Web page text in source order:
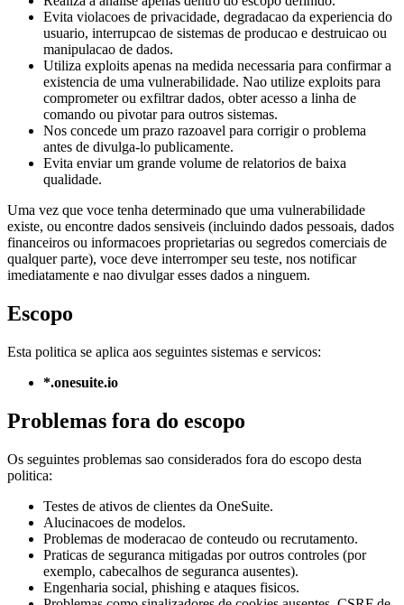
Evita violacoes de privacidade, degradacao da experiencia do
usuario, interrupcao de sistemas de producao e destruicao ou
manipulacao de dados.
Utiliza exploits apenas na medida necessaria para confirmar a
existencia de uma vulnerabilidade. Nao utilize exploits para
comprometer ou exfiltrar dados, obter acesso a linha de
comando ou pivotar para outros sistemas.
Nos concede um prazo razoavel para corrigir o problema
antes de divulga-lo publicamente.
Evita enviar um grande volume de relatorios de baixa
qualidade.
Uma vez que voce tenha determinado que uma vulnerabilidade
existe, ou encontre dados sensiveis (incluindo dados pessoais, dados
financeiros ou informacoes proprietarias ou segredos comerciais de
qualquer parte), voce deve interromper seu teste, nos notificar
imediatamente e nao divulgar esses dados a ninguem.
Escopo
Esta politica se aplica aos seguintes sistemas e servicos:
*.onesuite.io
Problemas fora do escopo
Os seguintes problemas sao considerados fora do escopo desta
politica:
Testes de ativos de clientes da OneSuite.
Alucinacoes de modelos.
Problemas de moderacao de conteudo ou recrutamento.
Praticas de seguranca mitigadas por outros controles (por
exemplo, cabecalhos de seguranca ausentes).
Engenharia social, phishing e ataques fisicos.